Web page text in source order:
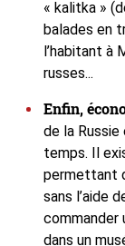
« kalitka »
balades en
l’habitant à
russes...
Enfin,
de la Russie
temps. Il
permettant
sans l’aide
commander
dans un